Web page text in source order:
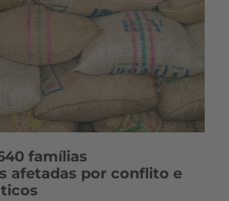
famílias
afetadas por conflito e